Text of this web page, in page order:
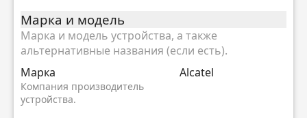
Марка и модель
Марка и модель устройства, а также
альтернативные названия (если есть).
Марка
Компания производитель
устройства.
Alcatel